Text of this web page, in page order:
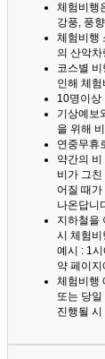
체험비행
강풍, 풍
체험비행
의 산악
코스별
인해 체
10명이상
기상예보
을 위해
연중무휴
약간의
비가 그
어질 때
나온답니
지하철을
시 체험
예시 : 1
약 페이
체험비행
또는 당
진행될